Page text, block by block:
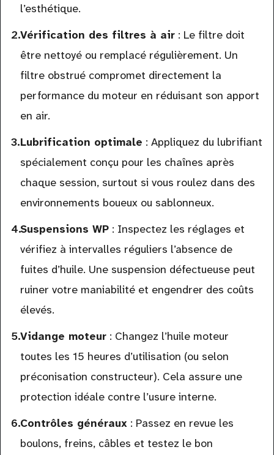
l’esthétique.
Vérification des filtres à air: Le filtre doit
être nettoyé ou remplacé régulièrement. Un
filtre obstrué compromet directement la
performance du moteur en réduisant son apport
en air.
Lubrification optimale : Appliquez du lubrifiant
spécialement conçu pour les chaînes après
chaque session, surtout si vous roulez dans des
environnements boueux ou sablonneux.
Suspensions WP: Inspectez les réglages et
vérifiez à intervalles réguliers l’absence de
fuites d’huile. Une suspension défectueuse peut
ruiner votre maniabilité et engendrer des coûts
élevés.
Vidange moteur: Changez l’huile moteur
toutes les 15 heures d’utilisation (ou selon
préconisation constructeur). Cela assure une
protection idéale contre l’usure interne.
Contrôles généraux: Passez en revue les
boulons, freins, câbles et testez le bon